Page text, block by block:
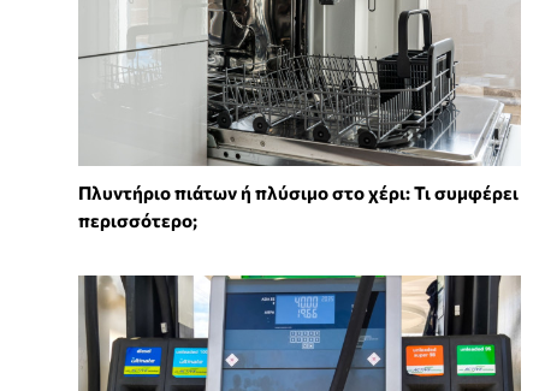
Πλυντήριο πιάτων ή πλύσιμο στο χέρι: Τι συμφέρει
περισσότερο;